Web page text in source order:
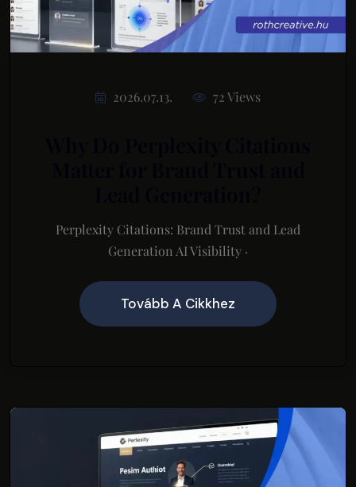
2026.07.13. 72 Views
Perplexity Citations: Brand Trust and Lead
Generation AI Visibility ·
Tovább A Cikkhez